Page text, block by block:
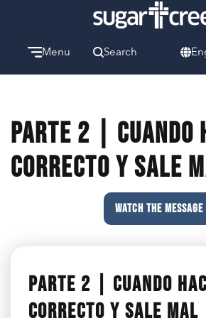
Menu Search
Welcome
We can’t wait to meet you.
Discover Community
Make A Difference
Care & Support
When life gets hard, we’re here to help.
Parte 2 | Cuando
Correcto Y Sale
WATCH THE MESSAGE
Parte 2 | Cuando
Correcto Y Sale Mal